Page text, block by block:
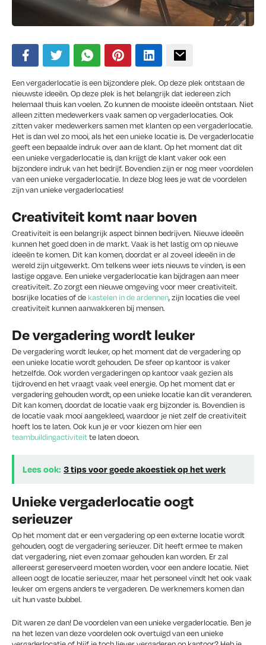
Een vergaderlocatie is een bijzondere plek. Op deze plek ontstaan de
nieuwste ideeën. Op deze plek is het belangrijk dat iedereen zich
helemaal thuis kan voelen. Zo kunnen de mooiste ideeën ontstaan. Niet
alleen zitten medewerkers vaak samen op vergaderlocaties. Ook
zitten vaker medewerkers samen met klanten op een vergaderlocatie.
Het is dan wel zo mooi, als het een unieke locatie is. De vergaderlocatie
geeft een bepaalde indruk over aan de klant. Op het moment dat dit
een unieke vergaderlocatie is, dan krijgt de klant vaker ook een
bijzondere indruk van het bedrijf. Bovendien zijn er nog meer voordelen
van een unieke vergaderlocatie. In deze blog lees je wat de voordelen
zijn van unieke vergaderlocaties!
Creativiteit komt naar boven
Creativiteit is een belangrijk aspect binnen bedrijven. Nieuwe ideeën
kunnen het goed doen in de markt. Vaak is het lastig om op nieuwe
ideeën te komen. Dit kan komen, doordat er al zoveel ideeën in de
wereld zijn uitgewerkt. Om telkens weer iets nieuws te vinden, is een
lastige opgave. Een unieke vergaderlocatie kan bijdragen aan meer
creativiteit. Zo zorgt een nieuwe omgeving voor meer creativiteit.
bosrijke locaties of de kastelen in de ardennen, zijn locaties die veel
creativiteit kunnen aanwakkeren bij mensen.
De vergadering wordt leuker
De vergadering wordt leuker, op het moment dat de vergadering op
een unieke locatie wordt gehouden. De sfeer op kantoor is vaker
hetzelfde. Ook worden vergaderingen op kantoor vaak gezien als
tijdrovend en het vraagt vaak veel energie. Op het moment dat er
vergadering gehouden wordt, op een unieke locatie kan dit veranderen.
Dit kan komen, doordat de locatie vaak erg bijzonder is. Bovendien is
de locatie vaak mooi aangekleed, waardoor je niet zelf de creativiteit
hoeft los te laten. Ook kun je er voor kiezen om hier een
teambuildingactiviteitte laten doeon.
Lees ook: 3 tips voor goede akoestiek op het werk
Unieke vergaderlocatie oogt
serieuzer
Op het moment dat er een vergadering op een externe locatie wordt
gehouden, oogt de vergadering serieuzer. Dit heeft ermee te maken
dat vergadering, niet even zomaar gehouden kan worden. Er zal
allereerst gereserveerd moeten worden, voor een andere locatie. Niet
alleen oogt de locatie serieuzer, maar het personeel vindt het ook vaak
leuker om ergens anders te vergaderen. De werknemers komen dan
uit hun vaste bubbel.
Dit waren ze dan! De voordelen van een unieke vergaderlocatie. Ben je
na het lezen van deze voordelen ook overtuigd van een unieke